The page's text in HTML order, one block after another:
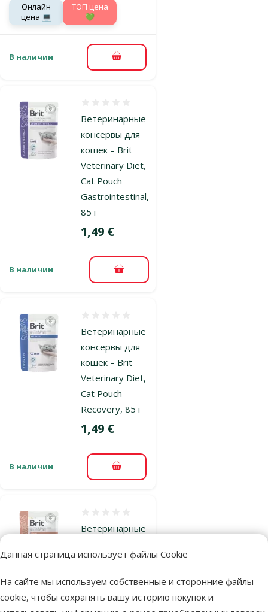
Данная страница использует файлы Cookie
На сайте мы используем собственные и сторонние файлы
cookie, чтобы сохранять вашу историю покупок и
Онлайн
цена 💻
TOП цена
💚
В наличии В корзину
Ветеринарные
консервы для
кошек – Brit
Veterinary Diet,
Cat Pouch
Gastrointestinal,
85 г
Цена
1,49 €
В наличии В корзину
Ветеринарные
консервы для
кошек – Brit
Veterinary Diet,
Cat Pouch
Recovery, 85 г
Цена
1,49 €
В наличии В корзину
Ветеринарные
кошек – Brit
Cat Pouch